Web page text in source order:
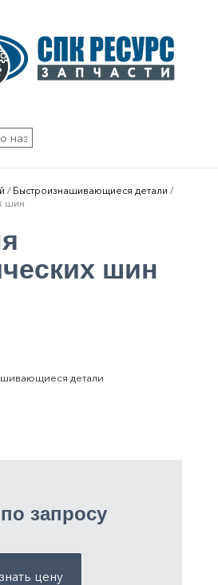
/ Быстроизнашивающиеся детали /
шин
шин
детали
запросу
цену